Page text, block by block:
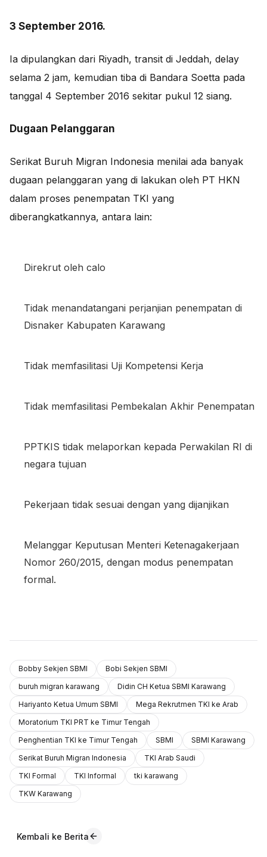
3 September 2016.
Ia dipulangkan dari Riyadh, transit di Jeddah, delay
selama 2 jam, kemudian tiba di Bandara Soetta pada
tanggal 4 September 2016 sekitar pukul 12 siang.
Dugaan Pelanggaran
Serikat Buruh Migran Indonesia menilai ada banyak
dugaan pelanggaran yang di lakukan oleh PT HKN
dalam proses penempatan TKI yang
diberangkatkannya, antara lain:
Direkrut oleh calo
Tidak menandatangani perjanjian penempatan di
Disnaker Kabupaten Karawang
Tidak memfasilitasi Uji Kompetensi Kerja
Tidak memfasilitasi Pembekalan Akhir Penempatan
PPTKIS tidak melaporkan kepada Perwakilan RI di
negara tujuan
Pekerjaan tidak sesuai dengan yang dijanjikan
Melanggar Keputusan Menteri Ketenagakerjaan
Nomor 260/2015, dengan modus penempatan
formal.
Bobby Sekjen SBMI
Bobi Sekjen SBMI
buruh migran karawang
Didin CH Ketua SBMI Karawang
Hariyanto Ketua Umum SBMI
Mega Rekrutmen TKI ke Arab
Moratorium TKI PRT ke Timur Tengah
Penghentian TKI ke Timur Tengah
SBMI
SBMI Karawang
Serikat Buruh Migran Indonesia
TKI Arab Saudi
TKI Formal
TKI Informal
tki karawang
TKW Karawang
Kembali ke Berita